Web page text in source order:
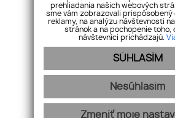
+421 917 451
Pridajte si nás
Ochrana osobných údajov
prehliadania našich webových
sme vám zobrazovali prispôsobený
reklamy, na analýzu návštevnosti
stránok a na pochopenie toho,
návštevníci prichádzajú.
SÚHLASÍM
Nesúhlasím
Zmeniť moje